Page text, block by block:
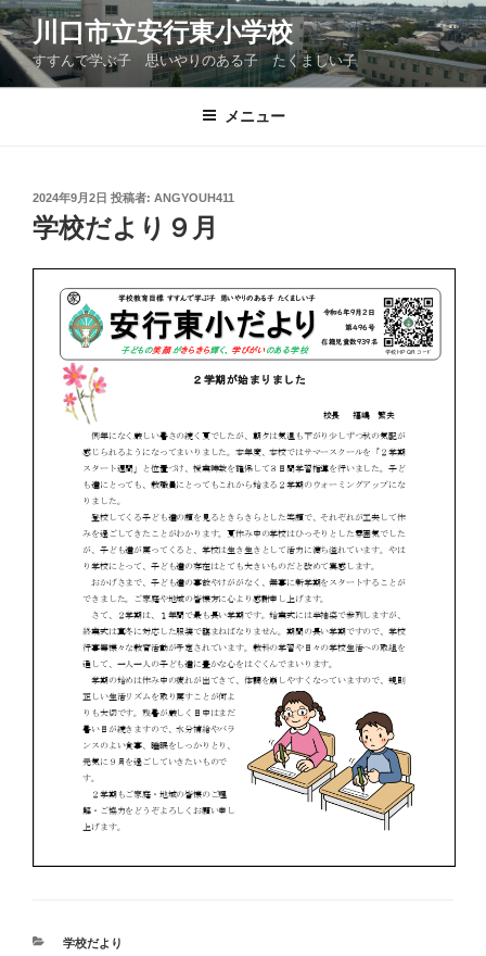
コ
ン
テ
ン
川口市立安行東小学校
すすんで学ぶ子 思いやりのある子 たくましい子
メニュー
投
稿
日:
2024年9月2日 投稿者: ANGYOUH411
学校だより９月
カ
学校だより